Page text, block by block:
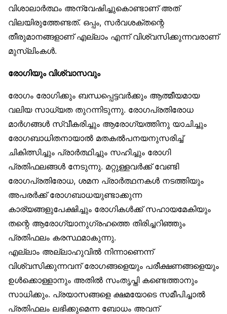
വിശാലാർത്ഥം അന്വേഷിച്ചുകൊണ്ടാണ് അത്
വിലയിരുത്തേണ്ടത്. ഒപ്പം, സർവശക്തന്റെ
തീരുമാനങ്ങളാണ് എല്ലാം എന്ന് വിശ്വസിക്കുന്നവരാണ്
മുസ്‌ലിംകൾ.
രോഗിയും വിശ്വാസവും
രോഗം രോഗിക്കും ബന്ധപ്പെട്ടവർക്കും ആത്മീയമായ
വലിയ സാധ്യത തുറന്നിടുന്നു. രോഗപ്രതിരോധ
മാർഗങ്ങൾ സ്വീകരിച്ചും ആരോഗ്യത്തിനു യാചിച്ചും
രോഗബാധിതനായാൽ മതകൽപനയനുസരിച്ച്
ചികിത്സിച്ചും പ്രാർത്ഥിച്ചും സഹിച്ചും രോഗി
പ്രതിഫലങ്ങൾ നേടുന്നു. മറ്റുള്ളവർക്ക് വേണ്ടി
രോഗപ്രതിരോധ, ശമന പ്രാർത്ഥനകൾ നടത്തിയും
അപരർക്ക് രോഗബാധയുണ്ടാക്കുന്ന
കാര്യങ്ങളുപേക്ഷിച്ചും രോഗികൾക്ക് സഹായമേകിയും
തന്റെ ആരോഗ്യാനുഗ്രഹത്തെ തിരിച്ചറിഞ്ഞും
പ്രതിഫലം കരസ്ഥമാകുന്നു.
എല്ലാം അല്ലാഹുവിൽ നിന്നാണെന്ന്
വിശ്വസിക്കുന്നവന് രോഗങ്ങളെയും പരീക്ഷണങ്ങളെയും
ഉൾക്കൊള്ളാനും അതിൽ സംതൃപ്തി കണ്ടെത്താനും
സാധിക്കും. പ്രയാസങ്ങളെ ക്ഷമയോടെ സമീപിച്ചാൽ
പ്രതിഫലം ലഭിക്കുമെന്ന ബോധം അവന്